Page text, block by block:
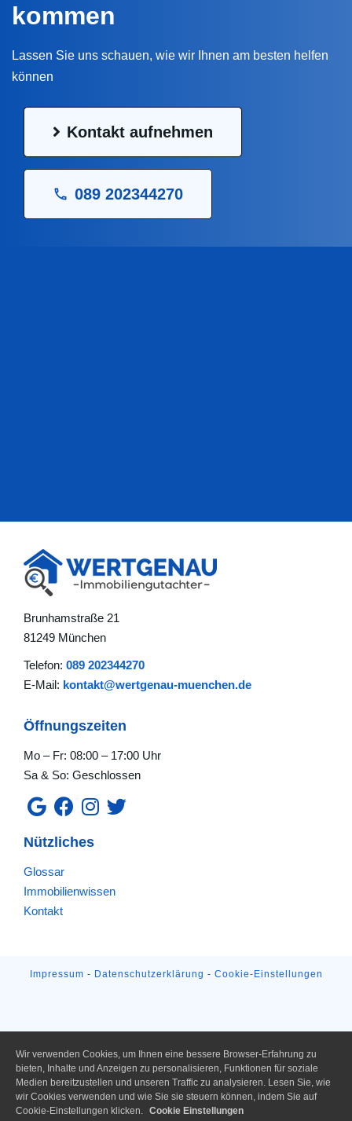
kommen
Lassen Sie uns schauen, wie wir Ihnen am besten helfen
können
Kontakt aufnehmen
089 202344270
Brunhamstraße 21
81249 München
Telefon: 089 202344270
E-Mail: kontakt@wertgenau-muenchen.de
Öffnungszeiten
Mo – Fr: 08:00 – 17:00 Uhr
Sa & So: Geschlossen
Nützliches
Glossar
Immobilienwissen
Kontakt
Impressum - Datenschutzerklärung - Cookie-Einstellungen
Wir verwenden Cookies, um Ihnen eine bessere Browser-Erfahrung zu
bieten, Inhalte und Anzeigen zu personalisieren, Funktionen für soziale
Medien bereitzustellen und unseren Traffic zu analysieren. Lesen Sie, wie
wir Cookies verwenden und wie Sie sie steuern können, indem Sie auf
Cookie-Einstellungen klicken. Cookie Einstellungen